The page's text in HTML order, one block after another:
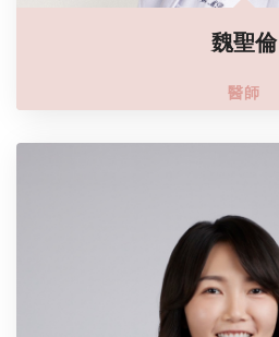
魏聖倫
醫師